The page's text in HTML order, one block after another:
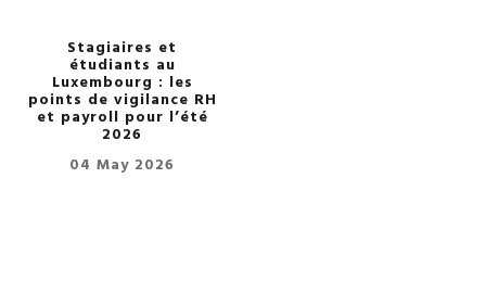
Stagiaires et
étudiants au
Luxembourg : les
points de vigilance RH
et payroll pour l’été
2026
04 May 2026